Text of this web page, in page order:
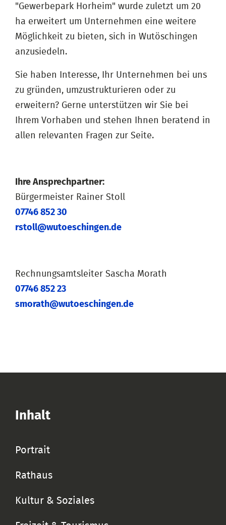
"Gewerbepark Horheim" wurde zuletzt um 20
ha erweitert um Unternehmen eine weitere
Möglichkeit zu bieten, sich in Wutöschingen
anzusiedeln.
Sie haben Interesse, Ihr Unternehmen bei uns
zu gründen, umzustrukturieren oder zu
erweitern? Gerne unterstützen wir Sie bei
Ihrem Vorhaben und stehen Ihnen beratend in
allen relevanten Fragen zur Seite.
Ihre Ansprechpartner:
Bürgermeister Rainer Stoll
07746 852 30
rstoll@wutoeschingen.de
Rechnungsamtsleiter Sascha Morath
07746 852 23
smorath@wutoeschingen.de
Inhalt
Portrait
Rathaus
Kultur & Soziales